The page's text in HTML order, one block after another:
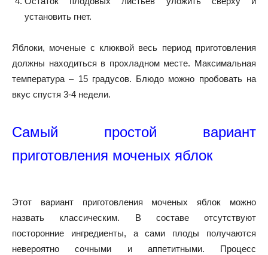
установить гнет.
Яблоки, моченые с клюквой весь период приготовления
должны находиться в прохладном месте. Максимальная
температура – 15 градусов. Блюдо можно пробовать на
вкус спустя 3-4 недели.
Самый простой вариант
приготовления моченых яблок
Этот вариант приготовления моченых яблок можно
назвать классическим. В составе отсутствуют
посторонние ингредиенты, а сами плоды получаются
невероятно сочными и аппетитными. Процесс